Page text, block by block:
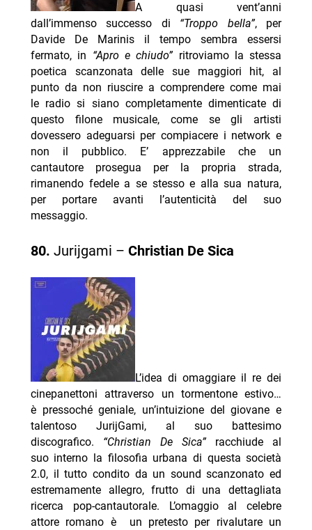
A quasi vent’anni
dall’immenso successo di “Troppo bella”, per
Davide De Marinis il tempo sembra essersi
fermato, in “Apro e chiudo”ritroviamo la stessa
poetica scanzonata delle sue maggiori hit, al
punto da non riuscire a comprendere come mai
le radio si siano completamente dimenticate di
questo filone musicale, come se gli artisti
dovessero adeguarsi per compiacere i network e
non il pubblico. E’ apprezzabile che un
cantautore prosegua per la propria strada,
rimanendo fedele a se stesso e alla sua natura,
per portare avanti l’autenticità del suo
messaggio.
80. Jurijgami – Christian De Sica
L’idea di omaggiare il re dei
cinepanettoni attraverso un tormentone estivo…
è pressoché geniale, un’intuizione del giovane e
talentoso JurijGami, al suo battesimo
discografico. “Christian De Sica”racchiude al
suo interno la filosofia urbana di questa società
2.0, il tutto condito da un sound scanzonato ed
estremamente allegro, frutto di una dettagliata
ricerca pop-cantautorale. L’omaggio al celebre
attore romano è un pretesto per rivalutare un